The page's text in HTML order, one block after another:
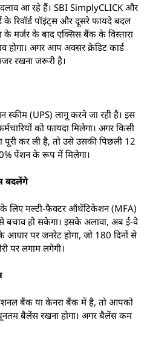
आ रहे हैं। SBI SimplyCLICK और
के रिवॉर्ड पॉइंट्स और दूसरे फायदे बदल
के मर्जर के बाद एक्सिस बैंक के विस्तारा
होगा। अगर आप अक्सर क्रेडिट कार्ड
रखना जरूरी है।
स्कीम (UPS) लागू करने जा रही है। इस
को फायदा मिलेगा। अगर किसी
पूरी कर ली है, तो उसे उसकी पिछली 12
पेंशन के रूप में मिलेगा।
बदलेंगे
के लिए मल्टी-फैक्टर ऑथेंटिकेशन (MFA)
बचाव हो सकेगा। इसके अलावा, अब ई-वे
आधार पर जनरेट होगा, जो 180 दिनों से
पर लगाम लगेगी।
बैंक या केनरा बैंक में है, तो आपको
बैलेंस रखना होगा। अगर बैलेंस कम